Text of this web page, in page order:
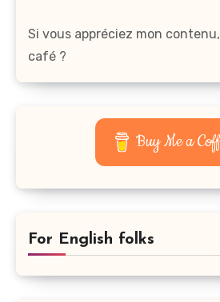
Si vous appréciez mon
café ?
Buy Me a
For English folks